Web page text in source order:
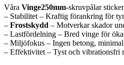
Våra Vinge250mm-skruvpålar
– Stabilitet – Kraftig förankring för
– Frostskydd – Motverkar skador
– Lastfördelning – Bred vinge för
– Miljöfokus – Ingen betong, minimal
– Effektivitet – Tyst och vibrationsfri